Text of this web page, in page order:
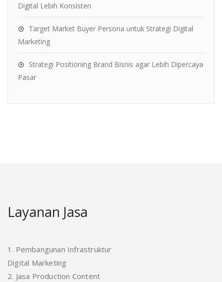
Digital Lebih Konsisten
Target Market Buyer Persona untuk Strategi Digital
Marketing
Strategi Positioning Brand Bisnis agar Lebih Dipercaya
Pasar
Layanan Jasa
1. Pembangunan Infrastruktur
Digital Marketing
2. Jasa Production Content